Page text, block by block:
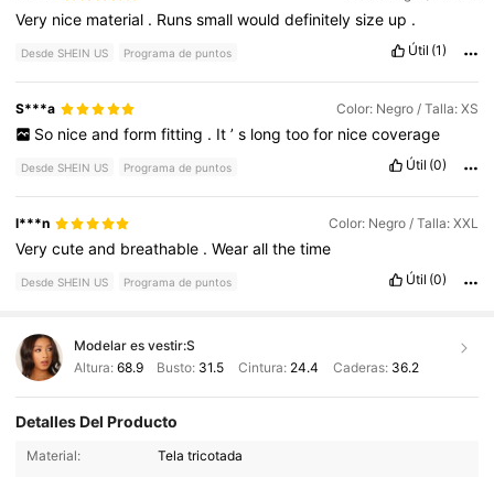
Very nice material . Runssmallwoulddefinitelysize up .
Desde SHEIN US Programa de puntos Útil (1)
S***a Color: Negro / Talla: XS
So nice and form fitting . It ’ s long too for nice coverage
Desde SHEIN US Programa de puntos Útil (0)
l***n Color: Negro / Talla: XXL
Verycuteand breathable .Wearallthetime
Desde SHEIN US Programa de puntos Útil (0)
Modelar es vestir:S
Altura: 68.9 Busto: 31.5 Cintura: 24.4 Caderas: 36.2
Detalles Del Producto
Material:
Tela tricotada